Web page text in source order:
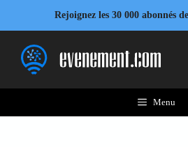
contenu
Rejoignez les 30 000 abonnés
Menu